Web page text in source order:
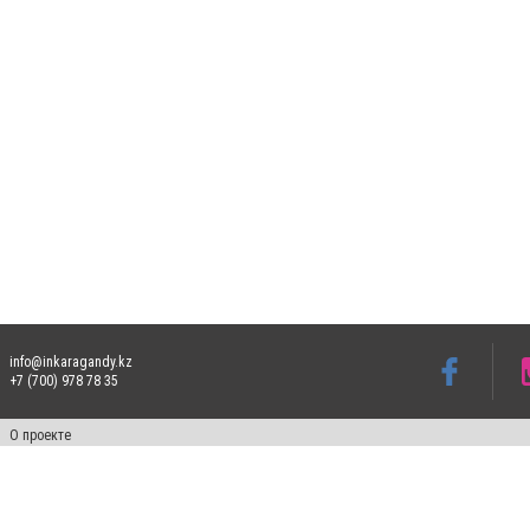
info@inkaragandy.kz
+7 (700) 978 78 35
О проекте